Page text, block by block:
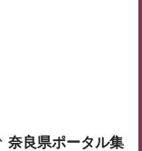
奈良県ポータル集